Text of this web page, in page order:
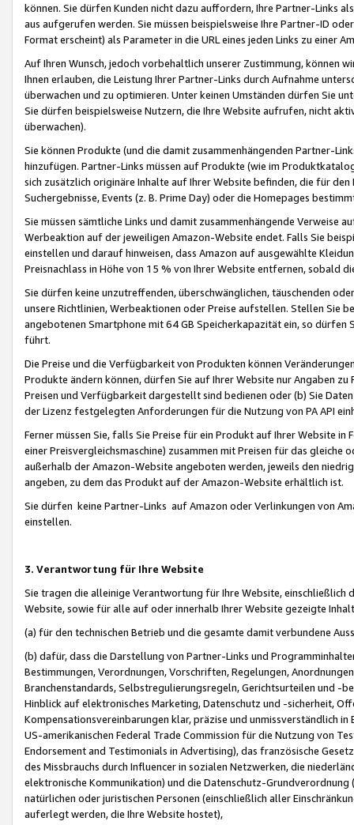
können. Sie dürfen Kunden nicht dazu auffordern, Ihre Partner-Links
aus aufgerufen werden. Sie müssen beispielsweise Ihre Partner-ID
Format erscheint) als Parameter in die URL eines jeden Links zu einer
Auf Ihren Wunsch, jedoch vorbehaltlich unserer Zustimmung, können
Ihnen erlauben, die Leistung Ihrer Partner-Links durch Aufnahme
überwachen und zu optimieren. Unter keinen Umständen dürfen Sie
Sie dürfen beispielsweise Nutzern, die Ihre Website aufrufen, nicht
überwachen).
Sie können Produkte (und die damit zusammenhängenden Partner-
hinzufügen. Partner-Links müssen auf Produkte (wie im
sich zusätzlich originäre Inhalte auf Ihrer Website befinden, die für
Suchergebnisse, Events (z. B. Prime Day) oder die Homepages
Sie müssen sämtliche Links und damit zusammenhängende
Werbeaktion auf der jeweiligen Amazon-Website endet. Falls Sie
einstellen und darauf hinweisen, dass Amazon auf ausgewählte
Preisnachlass in Höhe von 15 % von Ihrer Website entfernen, sobald
Sie dürfen keine unzutreffenden, überschwänglichen, täuschenden
unsere Richtlinien, Werbeaktionen oder Preise aufstellen. Stellen Sie
angebotenen Smartphone mit 64 GB Speicherkapazität ein, so dürfen
führt.
Die Preise und die Verfügbarkeit von Produkten können
Produkte ändern können, dürfen Sie auf Ihrer Website nur Angaben
Preisen und Verfügbarkeit dargestellt sind bedienen oder (b) Sie
der Lizenz festgelegten Anforderungen für die Nutzung von PA API
Ferner müssen Sie, falls Sie Preise für ein Produkt auf Ihrer Website
einer Preisvergleichsmaschine) zusammen mit Preisen für das
außerhalb der Amazon-Website angeboten werden, jeweils den
angeben, zu dem das Produkt auf der Amazon-Website erhältlich ist.
Sie dürfen keine Partner-Links auf Amazon oder Verlinkungen von
einstellen.
3. Verantwortung für Ihre Website
Sie tragen die alleinige Verantwortung für Ihre Website,
Website, sowie für alle auf oder innerhalb Ihrer Website gezeigte
(a) für den technischen Betrieb und die gesamte damit verbundene
(b) dafür, dass die Darstellung von Partner-Links und
Bestimmungen, Verordnungen, Vorschriften, Regelungen,
Branchenstandards, Selbstregulierungsregeln, Gerichtsurteilen und -
Hinblick auf elektronisches Marketing, Datenschutz und -sicherheit,
Kompensationsvereinbarungen klar, präzise und unmissverständlich
US-amerikanischen Federal Trade Commission für die Nutzung von
Endorsement and Testimonials in Advertising), das französische
des Missbrauchs durch Influencer in sozialen Netzwerken, die
elektronische Kommunikation) und die Datenschutz-
natürlichen oder juristischen Personen (einschließlich aller
auferlegt werden, die Ihre Website hostet),